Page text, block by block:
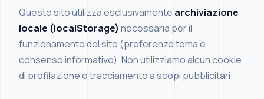
Questo sito utilizza esclusivamente archiviazione
locale (localStorage) necessaria per il
funzionamento del sito (preferenze tema e
consenso informativo). Non utilizziamo alcun cookie
di profilazione o tracciamento a scopi pubblicitari.